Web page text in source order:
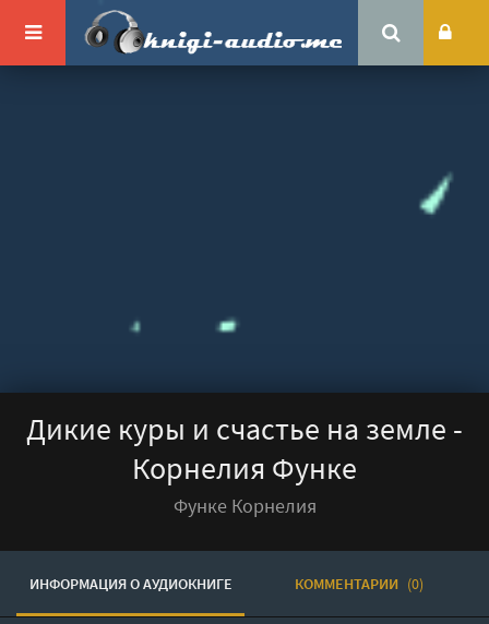
Дикие куры и счастье на земле -
Корнелия Функе
Функе Корнелия
ИНФОРМАЦИЯ О АУДИОКНИГЕ КОММЕНТАРИИ (0)